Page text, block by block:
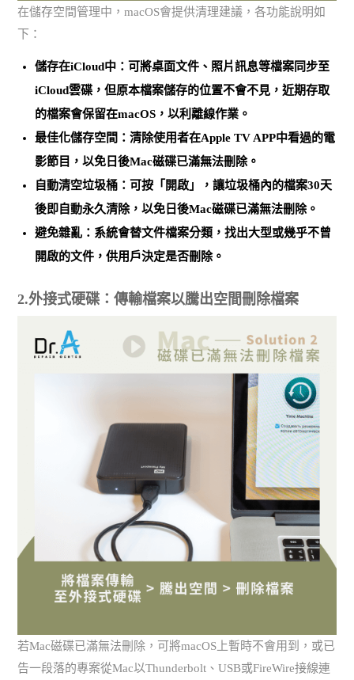
在儲存空間管理中，macOS會提供清理建議，各功能說明如
下：
儲存在iCloud中：可將桌面文件、照片訊息等檔案同步至
iCloud雲碟，但原本檔案儲存的位置不會不見，近期存取
的檔案會保留在macOS，以利離線作業 。
最佳化儲存空間：清除使用者在Apple TV APP中看過的電
影節目，以免日後Mac磁碟已滿無法刪除。
自動清空垃圾桶：可按「開啟」，讓垃圾桶內的檔案30天
後即自動永久清除，以免日後Mac磁碟已滿無法刪除。
避免雜亂：系統會替文件檔案分類，找出大型或幾乎不曾
開啟的文件，供用戶決定是否刪除。
2.外接式硬碟：傳輸檔案以騰出空間刪除檔案
若Mac磁碟已滿無法刪除，可將macOS上暫時不會用到，或已
告一段落的專案從Mac以Thunderbolt、USB或FireWire接線連